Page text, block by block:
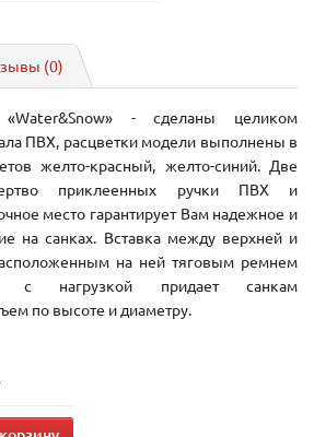
(0)
- сделаны целиком
ПВХ, расцветки модели выполнены в
желто-красный, желто-синий. Две
приклеенных ручки ПВХ и
место гарантирует Вам надежное и
на санках. Вставка между верхней и
на ней тяговым ремнем
с нагрузкой придает санкам
по высоте и диаметру.